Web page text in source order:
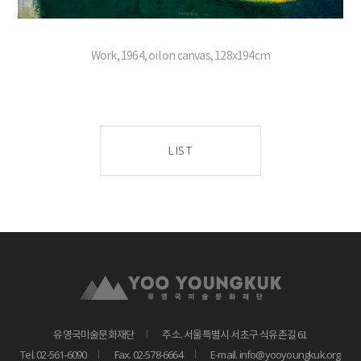
Work, 1964, oil on canvas, 128x194cm
LIST
유영국미술문화재단 주소. 서울특별시 서초구 식유촌길 61
Tel. 02-561-6090 Fax. 02-578-6664 E-mail. info@yooyoungkuk.org